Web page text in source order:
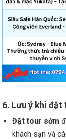
6. Lưu ý khi
Đặt tour sớm
khách sạn và